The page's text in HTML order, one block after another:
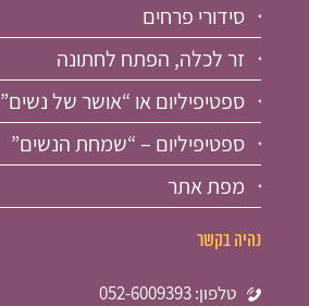
סידורי פרחים
זר לכלה, הפתח לחתונה
ספטיפיליום או “אושר של נשים”
ספטיפיליום – “שמחת הנשים”
מפת אתר
נהיה בקשר
טלפון: 052-6009393